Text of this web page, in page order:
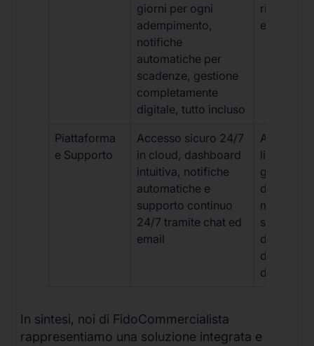
giorni per ogni
adempimento,
notifiche
automatiche per
scadenze, gestione
completamente
digitale, tutto incluso
rischio di
e
Piattaforma
e Supporto
Accesso sicuro 24/7
in cloud, dashboard
intuitiva, notifiche
automatiche e
supporto continuo
24/7 tramite chat ed
email
Accesso
limitato,
gestione
manuale,
supporto
durante
d’ufficio.
In sintesi, noi di FidoCommercialista
rappresentiamo una soluzione integrata e